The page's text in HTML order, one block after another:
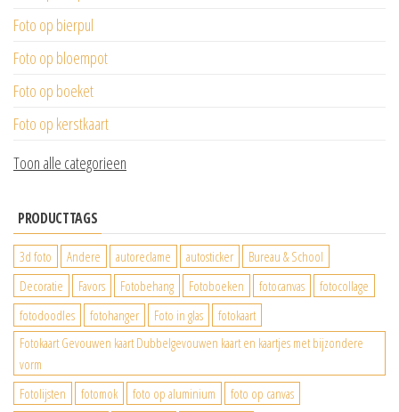
Foto op bierpul
Foto op bloempot
Foto op boeket
Foto op kerstkaart
Toon alle categorieen
PRODUCTTAGS
3d foto Andere autoreclame autosticker
Bureau & School
Decoratie
Favors Fotobehang Fotoboeken fotocanvas
fotocollage
fotodoodles
fotohanger Foto in glas
fotokaart
Fotokaart Gevouwen kaart Dubbelgevouwen kaart en kaartjes met bijzondere
vorm
Fotolijsten
fotomok foto op aluminium
foto op canvas